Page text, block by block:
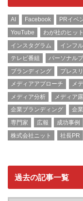
AI Facebook PRイベ
YouTube
わが社のヒッ
インスタグラム
インフ
テレビ番組
パーソナル
ブランディング
プレス
メディアアプローチ
メ
メディア分析
メディア
企業ブランディング
企
専門家
広報 成功事例
株式会社ニット
社長PR
過去の記事一覧